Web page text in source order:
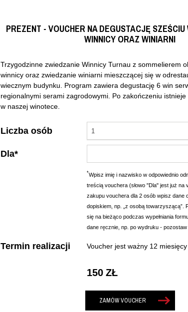
PREZENT - VOUCHER NA DEGUSTACJĘ
WINNICY ORAZ WINIARNI
Trzygodzinne zwiedzanie Winnicy Turnau z sommelierem
winnicy oraz zwiedzanie winiarni mieszczącej się w
wiecznym budynku. Program zawiera degustację 6 win
regionalnymi serami zagrodowymi. Po zakończeniu
w naszej winotece.
Liczba osób 1
Dla*
*Wpisz imię i nazwisko w odpowiednio
treścią vouchera (słowo "Dla" jest już
zakupu vouchera dla 2 osób wpisz dane
dopiskiem, np. „z osobą towarzyszącą”.
się na bieżąco podczas wypełniania
dane ręcznie, np. po wydruku - pozostaw
Termin realizacji Voucher jest ważny 12
150 ZŁ